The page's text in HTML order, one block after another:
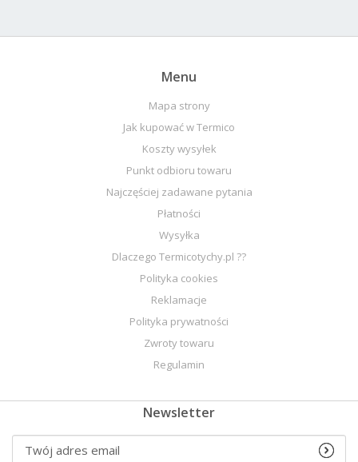
Menu
Mapa strony
Jak kupować w Termico
Koszty wysyłek
Punkt odbioru towaru
Najczęściej zadawane pytania
Płatności
Wysyłka
Dlaczego Termicotychy.pl ??
Polityka cookies
Reklamacje
Polityka prywatności
Zwroty towaru
Regulamin
Newsletter